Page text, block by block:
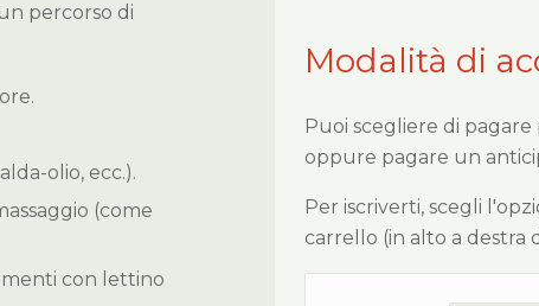
percorso di
olio, ecc.).
(come
con lettino
Modalità di
Puoi scegliere di
oppure pagare un
Per iscriverti, scegli
carrello (in alto a destra